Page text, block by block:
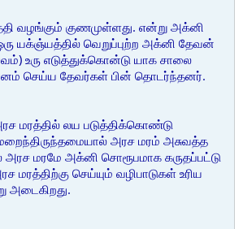
வழங்கும் குணமுள்ளது. என்று அக்னி
ஒரு யக்ஞ்யத்தில் வெறுப்புற்ற அக்னி தேவன்
உரு எடுத்துக்கொன்டு யாக சாலை
செய்ய தேவர்கள் பின் தொடர்ந்தனர்.
மரத்தில் லய படுத்திக்கொண்டு
அரச மரம் அசுவத்த
அரச மரமே அக்னி சொரூபமாக கருதப்பட்டு
மரத்திற்கு செய்யும் வழிபாடுகள் உரிய